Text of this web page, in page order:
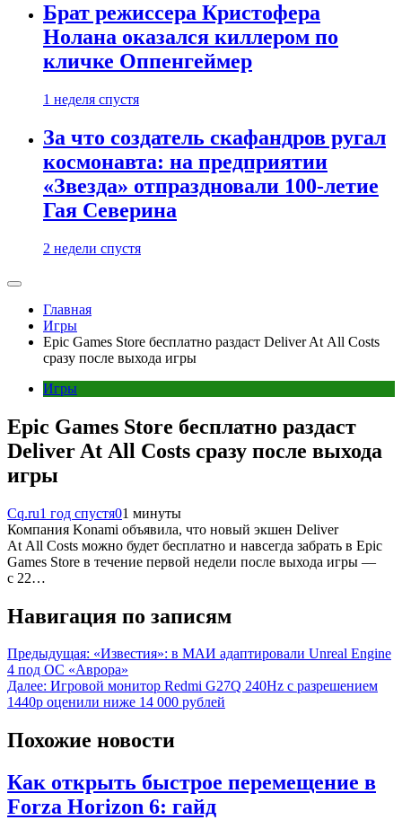
Брат режиссера Кристофера
Нолана оказался киллером по
кличке Оппенгеймер
1 неделя спустя
За что создатель скафандров ругал
космонавта: на предприятии
«Звезда» отпраздновали 100-летие
Гая Северина
2 недели спустя
Главная
Игры
Epic Games Store бесплатно раздаст Deliver At All Costs
сразу после выхода игры
Игры
Epic Games Store бесплатно раздаст
Deliver At All Costs сразу после выхода
игры
Cq.ru1 год спустя01 минуты
Компания Konami объявила, что новый экшен Deliver
At All Costs можно будет бесплатно и навсегда забрать в Epic
Games Store в течение первой недели после выхода игры —
с 22…
Навигация по записям
Предыдущая: «Известия»: в МАИ адаптировали Unreal Engine
4 под ОС «Аврора»
Далее: Игровой монитор Redmi G27Q 240Hz с разрешением
1440p оценили ниже 14 000 рублей
Похожие новости
Как открыть быстрое перемещение в
Forza Horizon 6: гайд